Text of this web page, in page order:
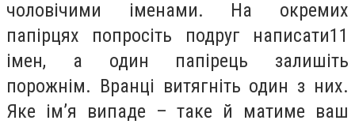
чоловічими іменами. На окремих
папірцях попросіть подруг написати11
імен, а один папірець залишіть
порожнім. Вранці витягніть один з них.
Яке ім’я випаде – таке й матиме ваш